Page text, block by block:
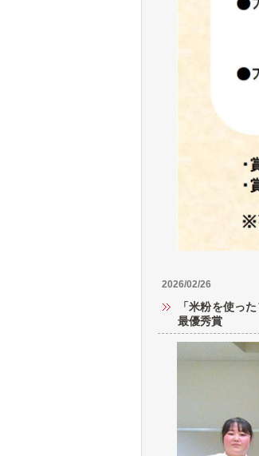
2026/02/26
「米粉を使っ
最優秀賞